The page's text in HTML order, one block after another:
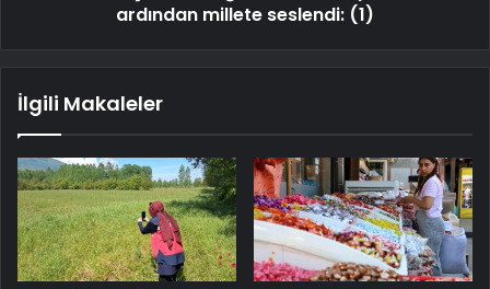
ardından millete seslendi: (1)
İlgili Makaleler